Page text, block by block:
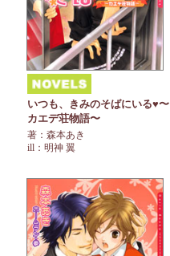
いつも、きみのそばにいる♥〜
カエデ荘物語〜
著：森本あき
ill：明神 翼